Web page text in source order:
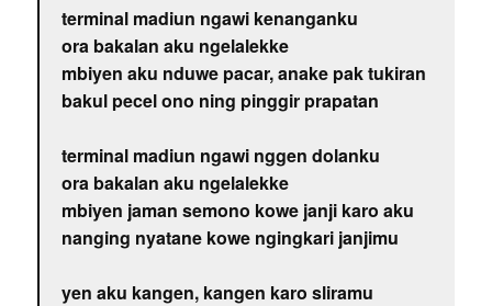
terminal madiun ngawi kenanganku
ora bakalan aku ngelalekke
mbiyen aku nduwe pacar, anake pak tukiran
bakul pecel ono ning pinggir prapatan
terminal madiun ngawi nggen dolanku
ora bakalan aku ngelalekke
mbiyen jaman semono kowe janji karo aku
nanging nyatane kowe ngingkari janjimu
yen aku kangen, kangen karo sliramu